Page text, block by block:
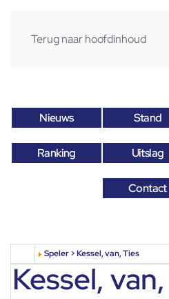
Terug naar hoofdinhoud
Nieuws Stand
Ranking Uitslag
Contact
Speler > Kessel, van, Ties
Kessel,